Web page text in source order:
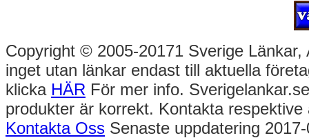
Copyright © 2005-20171 Sverige
inget utan länkar endast till aktuella
klicka HÄR För mer info.
produkter är korrekt. Kontakta
Kontakta Oss Senaste uppdatering